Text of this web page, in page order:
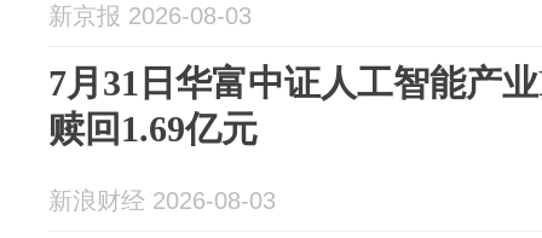
新京报 2026-08-03
7月31日华富中证人工智能产
赎回1.69亿元
新浪财经 2026-08-03